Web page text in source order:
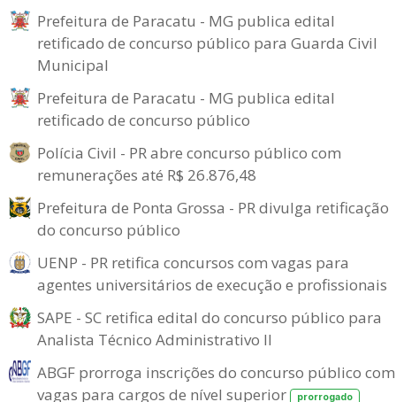
Prefeitura de Paracatu - MG publica edital
retificado de concurso público para Guarda Civil
Municipal
Prefeitura de Paracatu - MG publica edital
retificado de concurso público
Polícia Civil - PR abre concurso público com
remunerações até R$ 26.876,48
Prefeitura de Ponta Grossa - PR divulga retificação
do concurso público
UENP - PR retifica concursos com vagas para
agentes universitários de execução e profissionais
SAPE - SC retifica edital do concurso público para
Analista Técnico Administrativo II
ABGF prorroga inscrições do concurso público com
vagas para cargos de nível superior
prorrogado